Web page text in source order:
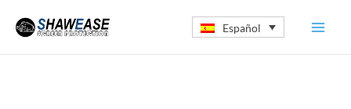
contenido
Español